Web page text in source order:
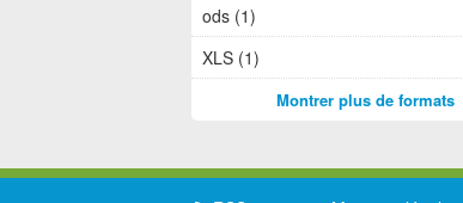
ods (1)
XLS (1)
Montrer plus de formats